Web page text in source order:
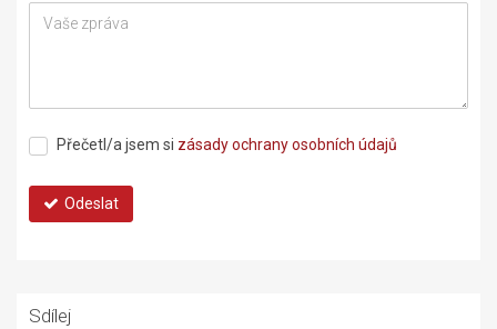
Přečetl/a jsem si zásady ochrany osobních údajů
Odeslat
Sdílej